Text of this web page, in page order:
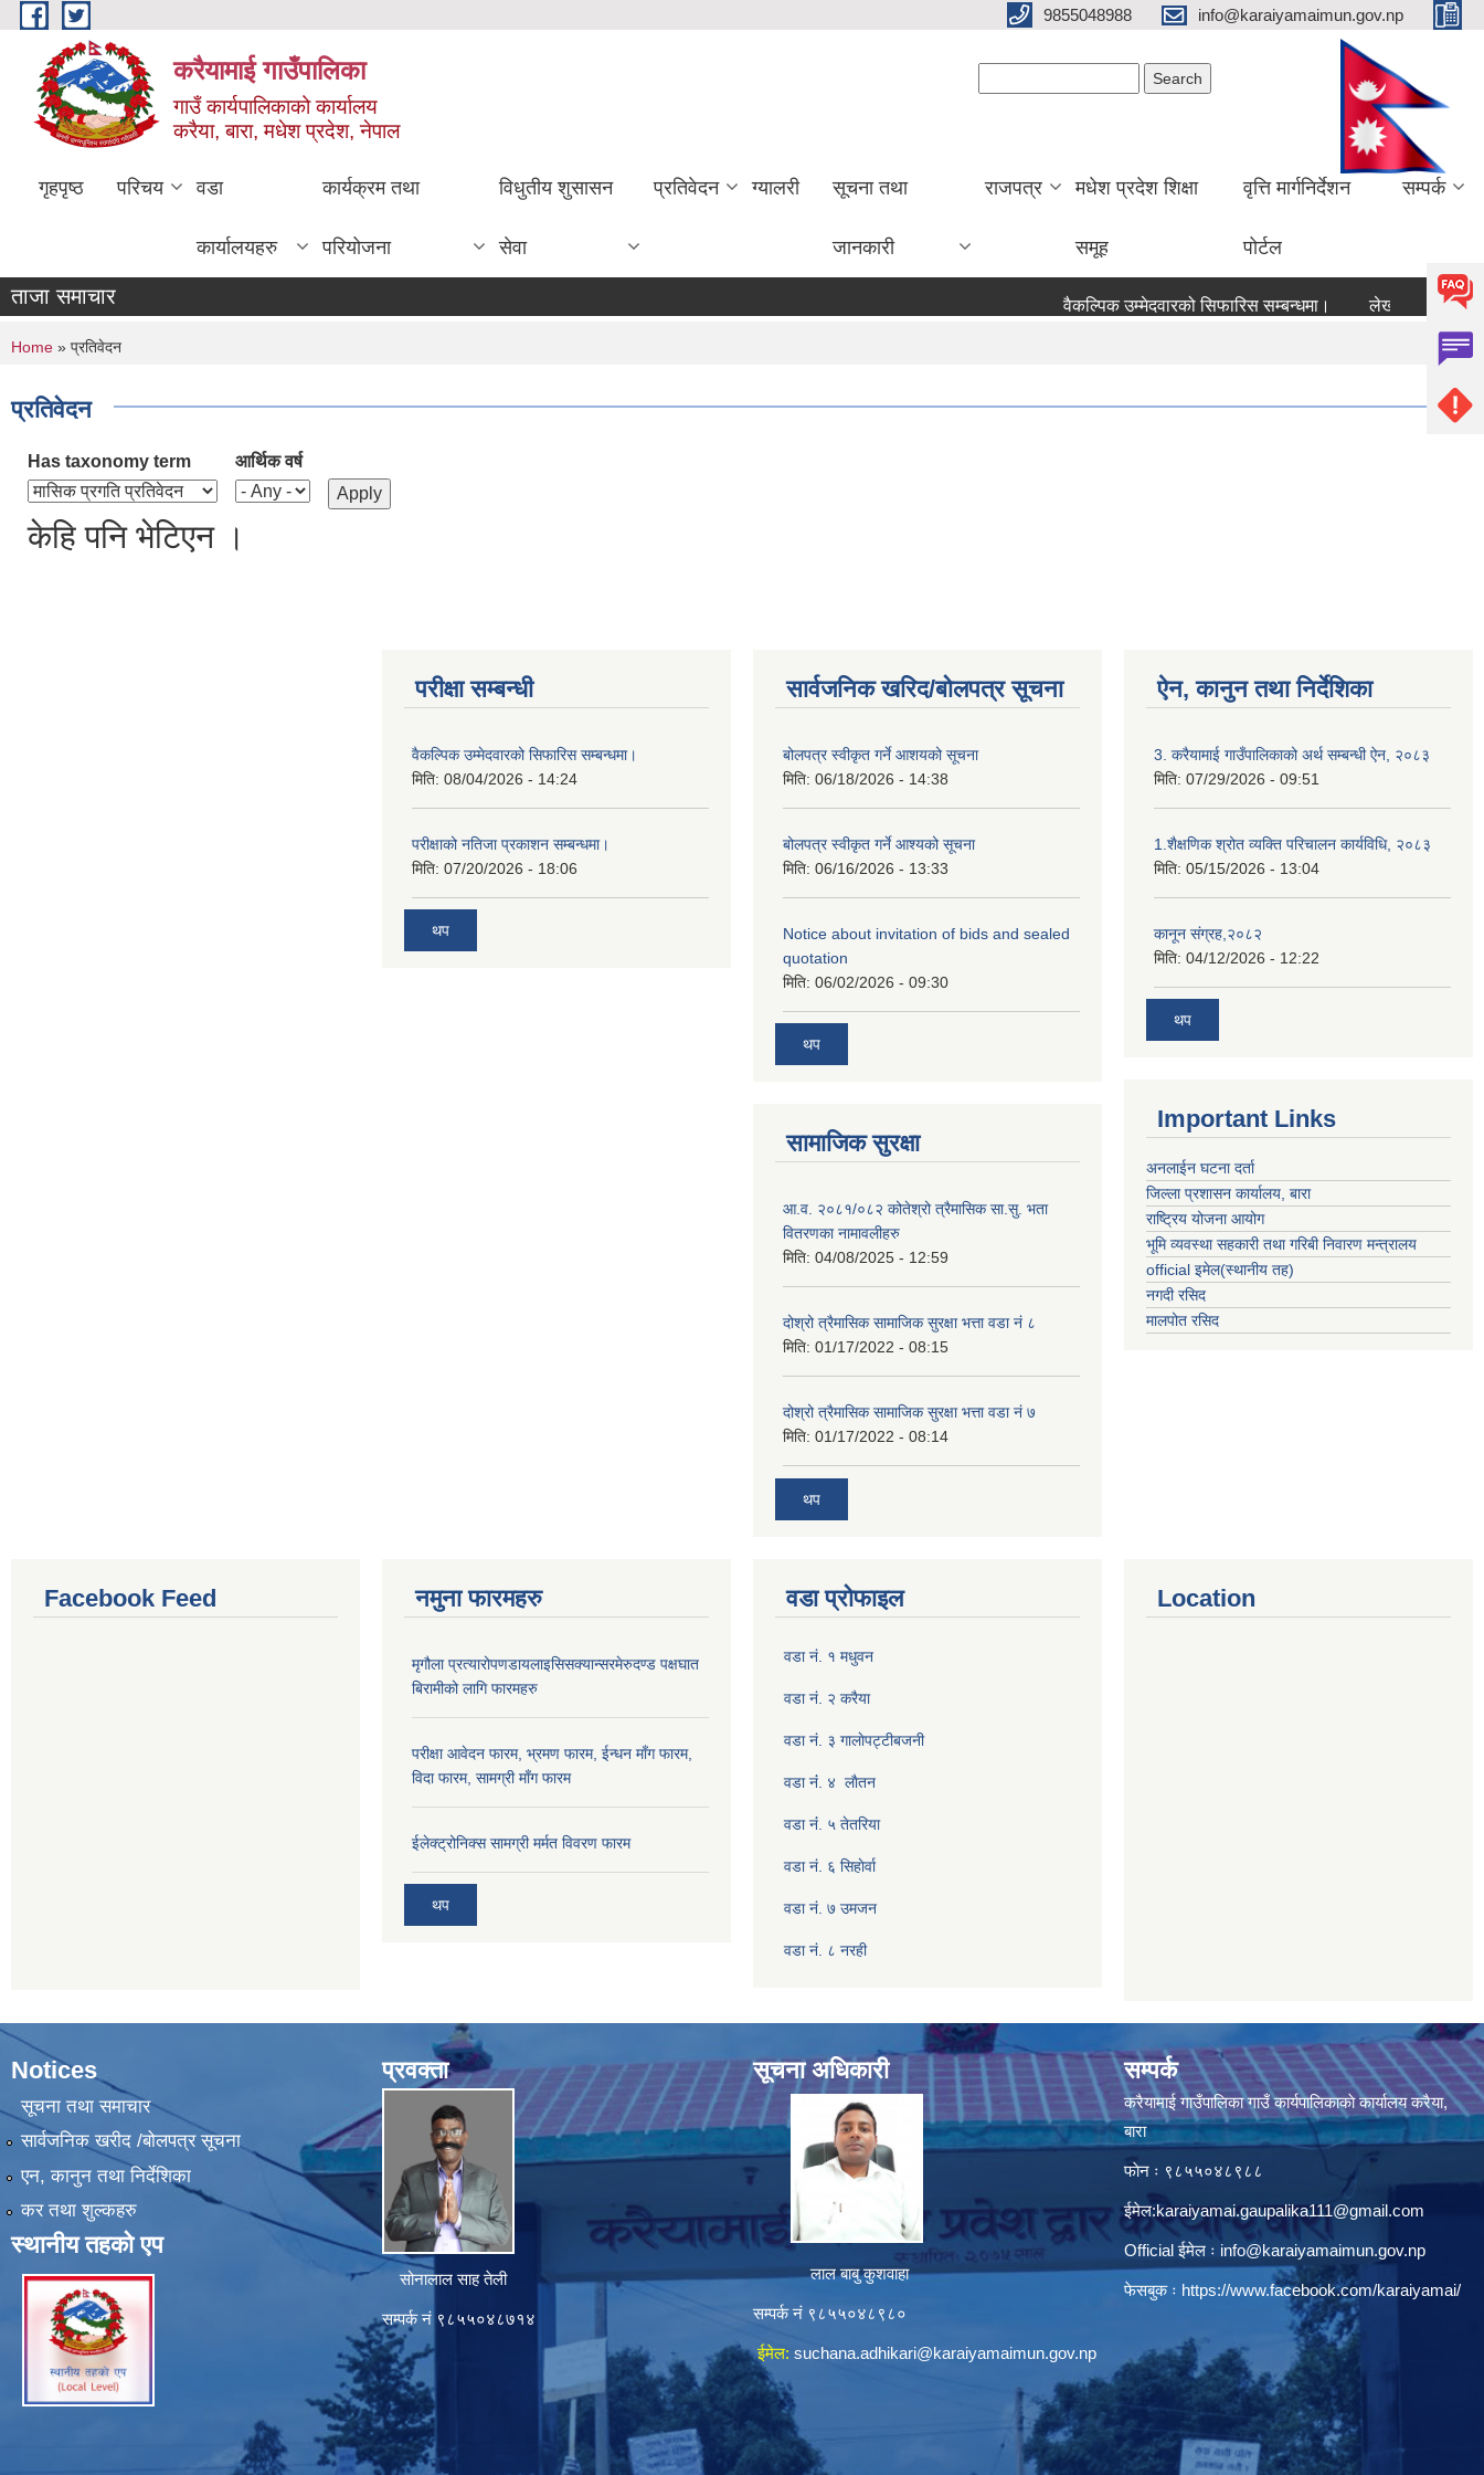
Skip to main content 9855048988 info@karaiyamaimun.gov.np
करैयामाई गाउँपालिका
गाउँ कार्यपालिकाको कार्यालय
करैया, बारा, मधेश प्रदेश, नेपाल
गृहपृष्ठ परिचय वडा
कार्यालयहरु
कार्यक्रम तथा
परियोजना
विधुतीय शुसासन
सेवा
प्रतिवेदन ग्यालरी सूचना तथा
जानकारी
राजपत्र मधेश प्रदेश शिक्षा
समूह
वृत्ति मार्गनिर्देशन
पोर्टल
सम्पर्क
ताजा समाचार वैकल्पिक उम्मेदवारको सिफारिस सम्बन्धमा। लेखा परीक्षण
You are here
Home » प्रतिवेदन
प्रतिवेदन
Has taxonomy term आर्थिक वर्ष
केहि पनि भेटिएन ।
परीक्षा सम्बन्धी
वैकल्पिक उम्मेदवारको सिफारिस सम्बन्धमा।
मिति: 08/04/2026 - 14:24
परीक्षाको नतिजा प्रकाशन सम्बन्धमा।
मिति: 07/20/2026 - 18:06
थप
सार्वजनिक खरिद/बोलपत्र सूचना
बोलपत्र स्वीकृत गर्ने आशयको सूचना
मिति: 06/18/2026 - 14:38
बोलपत्र स्वीकृत गर्ने आश्यको सूचना
मिति: 06/16/2026 - 13:33
Notice about invitation of bids and sealed
quotation
मिति: 06/02/2026 - 09:30
थप
सामाजिक सुरक्षा
आ.व. २०८१/०८२ कोतेश्रो त्रैमासिक सा.सु. भता
वितरणका नामावलीहरु
मिति: 04/08/2025 - 12:59
दोश्रो त्रैमासिक सामाजिक सुरक्षा भत्ता वडा नं ८
मिति: 01/17/2022 - 08:15
दोश्रो त्रैमासिक सामाजिक सुरक्षा भत्ता वडा नं ७
मिति: 01/17/2022 - 08:14
थप
ऐन, कानुन तथा निर्देशिका
3. करैयामाई गाउँपालिकाको अर्थ सम्बन्धी ऐन, २०८३
मिति: 07/29/2026 - 09:51
1.शैक्षणिक श्रोत व्यक्ति परिचालन कार्यविधि, २०८३
मिति: 05/15/2026 - 13:04
कानून संग्रह,२०८२
मिति: 04/12/2026 - 12:22
थप
Important Links
अनलाईन घटना दर्ता
जिल्ला प्रशासन कार्यालय, बारा
राष्ट्रिय योजना आयोग
भूमि व्यवस्था सहकारी तथा गरिबी निवारण मन्त्रालय
official इमेल(स्थानीय तह)
नगदी रसिद
मालपोत रसिद
Facebook Feed नमुना फारमहरु
मृगौला प्रत्यारोपणडायलाइसिसक्यान्सरमेरुदण्ड पक्षघात
बिरामीको लागि फारमहरु
परीक्षा आवेदन फारम, भ्रमण फारम, ईन्धन माँग फारम,
विदा फारम, सामग्री माँग फारम
ईलेक्ट्रोनिक्स सामग्री मर्मत विवरण फारम
थप
वडा प्रोफाइल
वडा नं. १ मधुवन
वडा नं. २ करैया
वडा नं. ३ गालाेपट्टीबजनी
वडा नंं. ४ लाैतन
वडा नंं. ५ तेतरिया
वडा नं. ६ सिहाेर्वा
वडा नं. ७ उमजन
वडा नं. ८ नरही
Location
Notices
सूचना तथा समाचार
सार्वजनिक खरीद /बोलपत्र सूचना
एन, कानुन तथा निर्देशिका
कर तथा शुल्कहरु
स्थानीय तहको एप
प्रवक्ता
सोनालाल साह तेली
सम्पर्क नं ९८५५०४८७१४
सूचना अधिकारी
लाल बाबु कुशवाहा
सम्पर्क नं ९८५५०४८९८०
ईमेल: suchana.adhikari@karaiyamaimun.gov.np
सम्पर्क
करैयामाई गाउँपालिका गाउँ कार्यपालिकाकाे कार्यालय करैया,
बारा
फाेन ः ‌९८५५०४८९८८
ईमेल:karaiyamai.gaupalika111@gmail.com
Official ईमेल ः info@karaiyamaimun.gov.np
फेसबुक ः https://www.facebook.com/karaiyamai/